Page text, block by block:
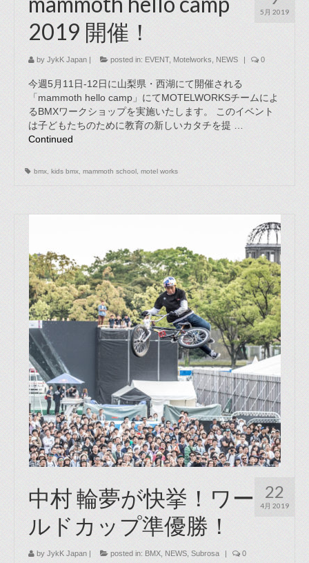
5月 2019
2019 開催！
by JykK Japan | posted in: EVENT, Motelworks NEWS | 0
今週5月11日-12日に山梨県・西湖にて開催される
「mammoth hello camp」にてMOTELWORKSチームによ
るBMXワークショップを実施いたします。 このイベント
は子どもたちのために教育の新しいカタチを提 …
Continued
bmx kids bmx mammoth school motel works
22
4月 2019
中村 輪夢が快挙！ワー
ルドカップ準優勝！
by JykK Japan | posted in: BMX NEWS Subrosa | 0